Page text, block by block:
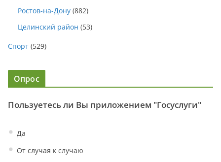
Ростов-на-Дону (882)
Целинский район (53)
Спорт (529)
Опрос
Пользуетесь ли Вы приложением "Госуслуги"
Да
От случая к случаю